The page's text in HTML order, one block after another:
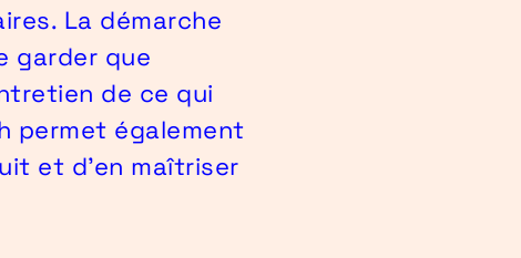
La démarche
garder que
de ce qui
permet également
et d’en maîtriser